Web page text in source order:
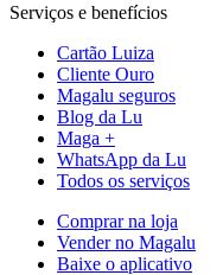
Serviços e benefícios
Cartão Luiza
Cliente Ouro
Magalu seguros
Blog da Lu
Maga +
WhatsApp da Lu
Todos os serviços
Comprar na loja
Vender no Magalu
Baixe o aplicativo